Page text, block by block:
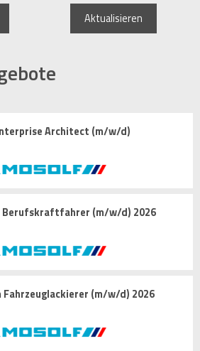
Aktualisieren
Architect (m/w/d)
Berufskraftfahrer (m/w/d) 2026
Fahrzeuglackierer (m/w/d) 2026